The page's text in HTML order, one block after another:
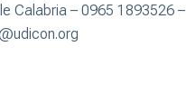
Calabria – 0965 1893526 –